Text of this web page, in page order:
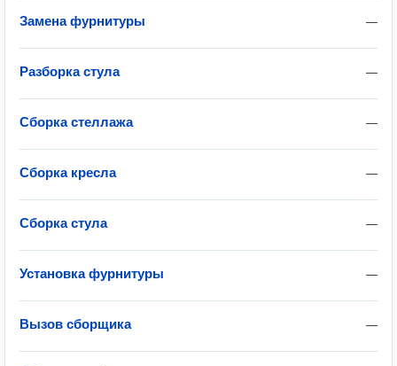
—
Замена фурнитуры
—
Разборка стула
—
Сборка стеллажа
—
Сборка кресла
—
Сборка стула
—
Установка фурнитуры
—
Вызов сборщика